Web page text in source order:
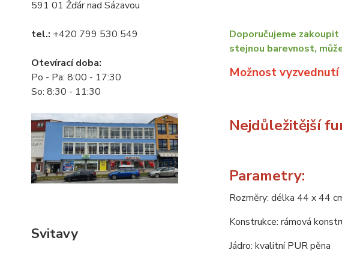
591 01 Žďár nad Sázavou
tel.: +420 799 530 549
Otevírací doba:
Po - Pa: 8:00 - 17:30
So: 8:30 - 11:30
Svitavy
Doporučujeme
stejnou barevnost,
Možnost
Nejdůležitější
Parametry:
Rozměry: délka 44 x 44
Konstrukce: rámová
Jádro: kvalitní PUR pěna